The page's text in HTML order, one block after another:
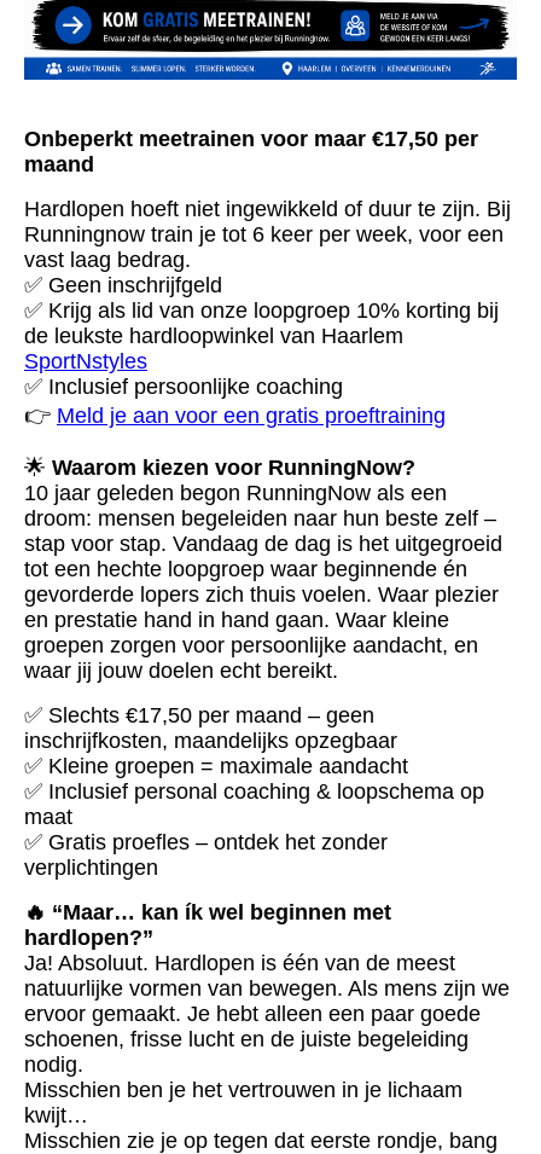
Onbeperkt meetrainen voor maar €17,50 per
maand
Hardlopen hoeft niet ingewikkeld of duur te zijn. Bij
Runningnow train je tot 6 keer per week, voor een
vast laag bedrag.
✅ Geen inschrijfgeld
✅ Krijg als lid van onze loopgroep 10% korting bij
de leukste hardloopwinkel van Haarlem
SportNstyles
✅ Inclusief persoonlijke coaching
👉 Meld je aan voor een gratis proeftraining
🌟 Waarom kiezen voor RunningNow?
10 jaar geleden begon RunningNow als een
droom: mensen begeleiden naar hun beste zelf –
stap voor stap. Vandaag de dag is het uitgegroeid
tot een hechte loopgroep waar beginnende én
gevorderde lopers zich thuis voelen. Waar plezier
en prestatie hand in hand gaan. Waar kleine
groepen zorgen voor persoonlijke aandacht, en
waar jij jouw doelen echt bereikt.
✅ Slechts €17,50 per maand – geen
inschrijfkosten, maandelijks opzegbaar
✅ Kleine groepen = maximale aandacht
✅ Inclusief personal coaching & loopschema op
maat
✅ Gratis proefles – ontdek het zonder
verplichtingen
🔥 “Maar… kan ík wel beginnen met
hardlopen?”
Ja! Absoluut. Hardlopen is één van de meest
natuurlijke vormen van bewegen. Als mens zijn we
ervoor gemaakt. Je hebt alleen een paar goede
schoenen, frisse lucht en de juiste begeleiding
nodig.
Misschien ben je het vertrouwen in je lichaam
kwijt…
Misschien zie je op tegen dat eerste rondje, bang